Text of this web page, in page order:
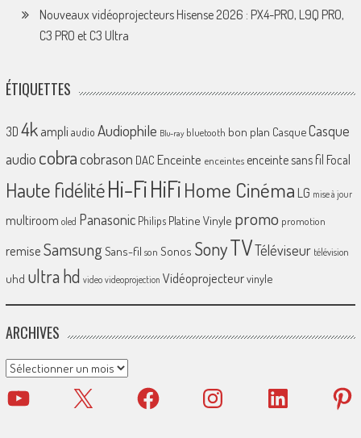
Nouveaux vidéoprojecteurs Hisense 2026 : PX4-PRO, L9Q PRO,
C3 PRO et C3 Ultra
ÉTIQUETTES
3D 4k ampliaudio Audiophile Blu-ray bluetooth bon plan CasqueCasque
audio cobracobrason DAC Enceinte enceintes enceinte sans fil Focal
Haute fidélitéHi-FiHiFiHome Cinéma LG mise à jour
multiroom oled Panasonic Philips Platine Vinyle promo promotion
remiseSamsungSans-fil son Sonos SonyTVTéléviseur télévision
uhd ultra hd video videoprojection Vidéoprojecteurvinyle
ARCHIVES
Archives
YouTube X Facebook Instagram LinkedIn